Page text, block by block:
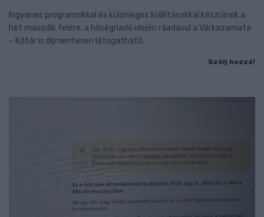
Ingyenes programokkal és különleges kiállításokkal készülnek a
hét második felére, a hőségriadó idején ráadásul a Várkazamata
– Kőtár is díjmentesen látogatható.
Szólj hozzá!